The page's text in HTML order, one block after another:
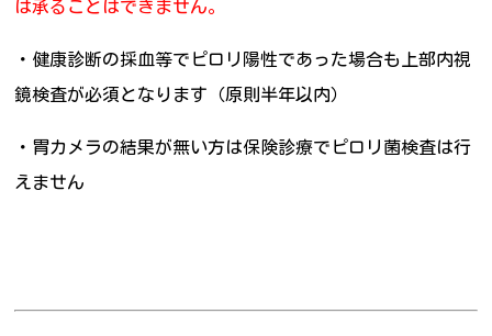
は承ることはできません。
・健康診断の採血等でピロリ陽性であった場合も上部内視
鏡検査が必須となります（原則半年以内）
・胃カメラの結果が無い方は保険診療でピロリ菌検査は行
えません